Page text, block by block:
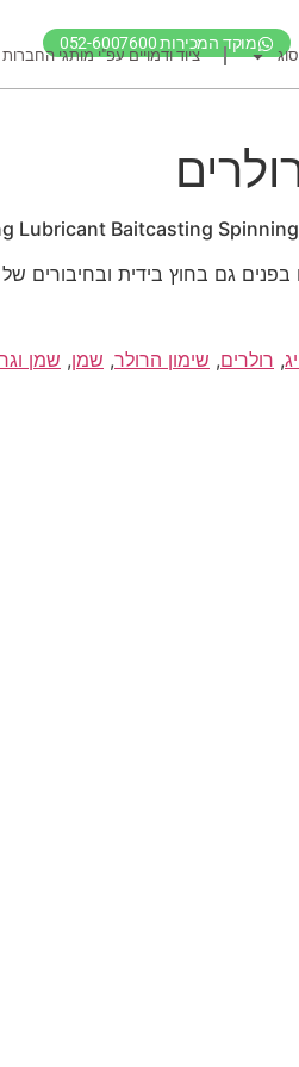
מוקד המכירות 052-6007600
דף
ציוד ודמויים עפ"י מותגי החברות
Lubricant Baitcasting
בפנים גם בחוץ בידית
, רולרים, שימון הרולר, שמן, שמן